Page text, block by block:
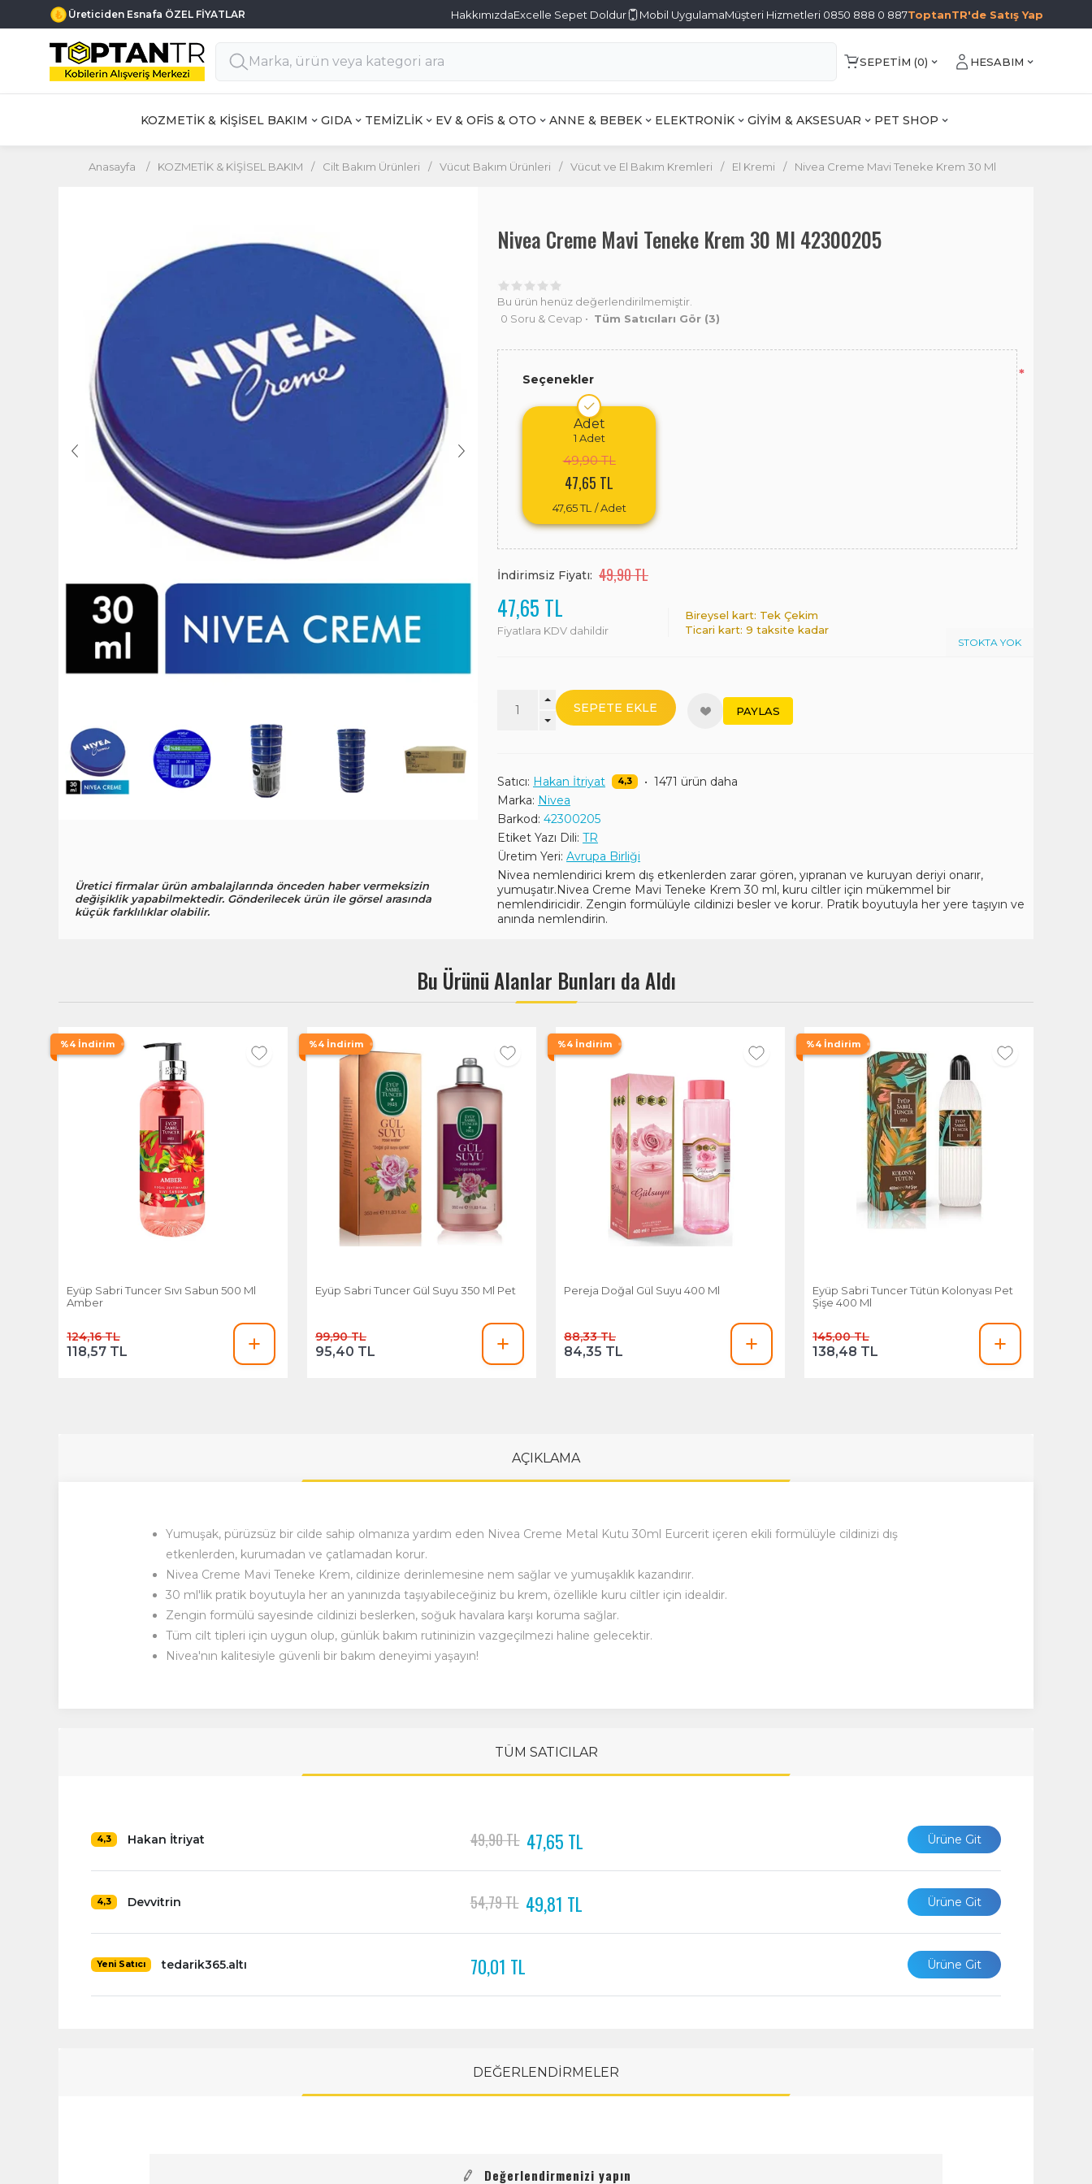
Üreticiden Esnafa ÖZEL FİYATLAR HakkımızdaExcelle Sepet Doldur Mobil UygulamaMüşteri Hizmetleri 0850 888 0 887ToptanTR'de Satış Yap
SEPETIM (0) HESABIM
KOZMETİK & KİŞİSEL BAKIM GIDA TEMİZLİK EV & OFİS & OTO ANNE & BEBEK ELEKTRONİK GİYİM & AKSESUAR PET SHOP
Anasayfa / KOZMETİK & KİŞİSEL BAKIM / Cilt Bakım Ürünleri / Vücut Bakım Ürünleri / Vücut ve El Bakım Kremleri / El Kremi / Nivea Creme Mavi Teneke Krem 30 Ml
Üretici firmalar ürün ambalajlarında önceden haber vermeksizin
değişiklik yapabilmektedir. Gönderilecek ürün ile görsel arasında
küçük farklılıklar olabilir.
Nivea Creme Mavi Teneke Krem 30 Ml 42300205
Bu ürün henüz değerlendirilmemiştir.
0 Soru & Cevap • Tüm Satıcıları Gör (3)
Seçenekler *
Adet
1 Adet
49,90 TL
47,65 TL
47,65 TL / Adet
İndirimsiz Fiyatı: 49,90 TL
47,65 TL
Fiyatlara KDV dahildir
Bireysel kart: Tek Çekim
Ticari kart: 9 taksite kadar
STOKTA YOK
SEPETE EKLE PAYLAS
Satıcı: Hakan İtriyat 4,3 • 1471 ürün daha
Marka: Nivea
Barkod: 42300205
Etiket Yazı Dili: TR
Üretim Yeri: Avrupa Birliği
Nivea nemlendirici krem dış etkenlerden zarar gören, yıpranan ve kuruyan deriyi onarır,
yumuşatır.Nivea Creme Mavi Teneke Krem 30 ml, kuru ciltler için mükemmel bir
nemlendiricidir. Zengin formülüyle cildinizi besler ve korur. Pratik boyutuyla her yere taşıyın ve
anında nemlendirin.
Bu Ürünü Alanlar Bunları da Aldı
%4 İndirim
Eyüp Sabri Tuncer Sıvı Sabun 500 Ml
Amber
124,16 TL
118,57 TL
%4 İndirim
Eyüp Sabri Tuncer Gül Suyu 350 Ml Pet
99,90 TL
95,40 TL
%4 İndirim
Pereja Doğal Gül Suyu 400 Ml
88,33 TL
84,35 TL
%4 İndirim
Eyüp Sabri Tuncer Tütün Kolonyası Pet
Şişe 400 Ml
145,00 TL
138,48 TL
AÇIKLAMA
Yumuşak, pürüzsüz bir cilde sahip olmanıza yardım eden Nivea Creme Metal Kutu 30ml Eurcerit içeren ekili formülüyle cildinizi dış
etkenlerden, kurumadan ve çatlamadan korur.
Nivea Creme Mavi Teneke Krem, cildinize derinlemesine nem sağlar ve yumuşaklık kazandırır.
30 ml'lik pratik boyutuyla her an yanınızda taşıyabileceğiniz bu krem, özellikle kuru ciltler için idealdir.
Zengin formülü sayesinde cildinizi beslerken, soğuk havalara karşı koruma sağlar.
Tüm cilt tipleri için uygun olup, günlük bakım rutininizin vazgeçilmezi haline gelecektir.
Nivea'nın kalitesiyle güvenli bir bakım deneyimi yaşayın!
TÜM SATICILAR
4,3 Hakan İtriyat 49,90 TL 47,65 TL Ürüne Git
4,3 Devvitrin 54,79 TL 49,81 TL Ürüne Git
Yeni Satıcı tedarik365.altı 70,01 TL Ürüne Git
DEĞERLENDİRMELER
Değerlendirmenizi yapın